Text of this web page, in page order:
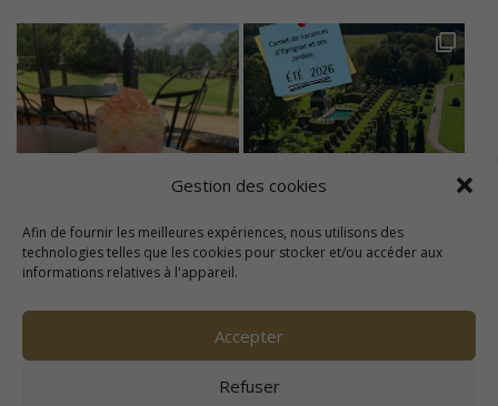
Gestion des cookies
Afin de fournir les meilleures expériences, nous utilisons des
technologies telles que les cookies pour stocker et/ou accéder aux
informations relatives à l'appareil.
Accepter
Refuser